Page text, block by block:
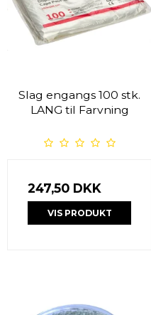
Slag engangs 100 stk.
LANG til Farvning
247,50 DKK
VIS PRODUKT